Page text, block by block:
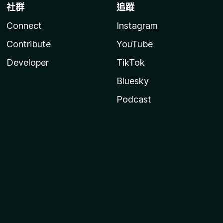
社群
Connect
Contribute
Developer
追蹤
Instagram
YouTube
TikTok
Bluesky
Podcast